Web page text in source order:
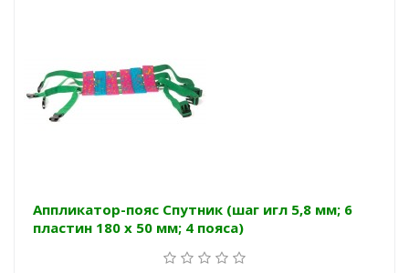
Аппликатор-пояс Спутник (шаг игл 5,8 мм; 6
пластин 180 х 50 мм; 4 пояса)